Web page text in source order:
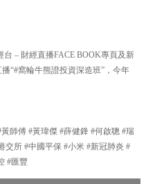
– 財經直播FACE BOOK專頁及新
“#窩輪牛熊證投資深造班”，今年
師傅 #黃瑋傑 #薛健鋒 #何啟聰 #瑞
交所 #中國平保 #小米 #新冠肺炎 #
#匯豐